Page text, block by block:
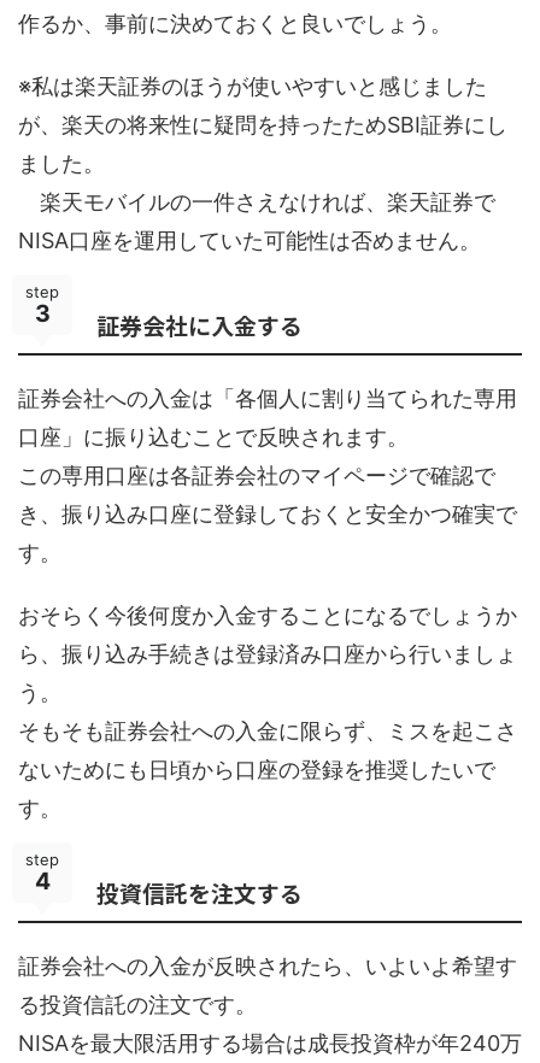
作るか、事前に決めておくと良いでしょう。
※私は楽天証券のほうが使いやすいと感じました
が、楽天の将来性に疑問を持ったためSBI証券にし
ました。
楽天モバイルの一件さえなければ、楽天証券で
NISA口座を運用していた可能性は否めません。
step
3 証券会社に入金する
証券会社への入金は「各個人に割り当てられた専用
口座」に振り込むことで反映されます。
この専用口座は各証券会社のマイページで確認で
き、振り込み口座に登録しておくと安全かつ確実で
す。
おそらく今後何度か入金することになるでしょうか
ら、振り込み手続きは登録済み口座から行いましょ
う。
そもそも証券会社への入金に限らず、ミスを起こさ
ないためにも日頃から口座の登録を推奨したいで
す。
step
4 投資信託を注文する
証券会社への入金が反映されたら、いよいよ希望す
る投資信託の注文です。
NISAを最大限活用する場合は成長投資枠が年240万